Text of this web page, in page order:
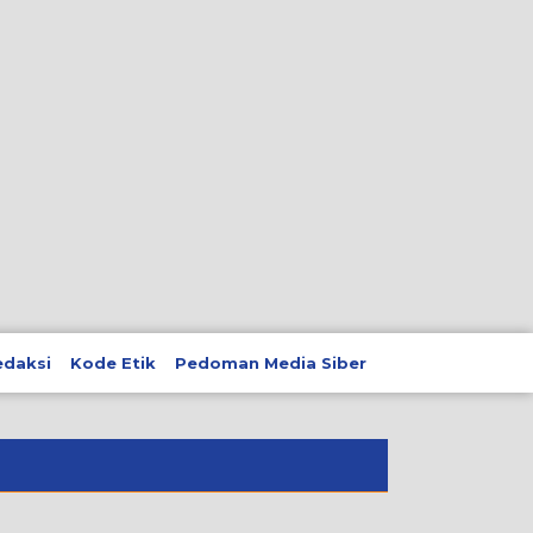
Kode Etik Pedoman Media Siber